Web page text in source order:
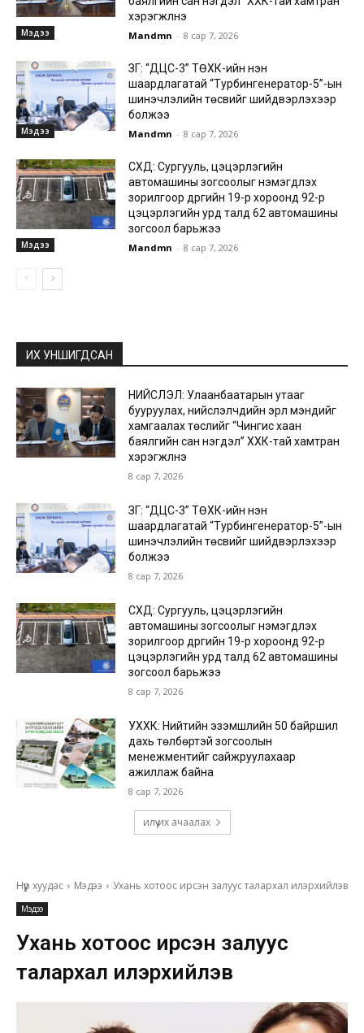
Мэдээ
хэрэгжүүлнэ
Mandmn - 8 сар 7, 2026
Мэдээ
ЗГ: “ДЦС-3” ТӨХК-ийн нэн
шаардлагатай “Турбингенератор-5”-ын
шинэчлэлийн төсвийг шийдвэрлэхээр
болжээ
Mandmn - 8 сар 7, 2026
Мэдээ
СХД: Сургууль, цэцэрлэгийн
автомашины зогсоолыг нэмэгдүүлэх
зорилгоор дүүргийн 19-р хороонд 92-р
цэцэрлэгийн урд талд 62 автомашины
зогсоол барьжээ
Mandmn - 8 сар 7, 2026
ИХ УНШИГДСАН
НИЙСЛЭЛ: Улаанбаатарын утааг
бууруулах, нийслэлчүүдийн эрүүл мэндийг
хамгаалах төслийг “Чингис хаан
баялгийн сан нэгдэл” ХХК-тай хамтран
хэрэгжүүлнэ
8 сар 7, 2026
ЗГ: “ДЦС-3” ТӨХК-ийн нэн
шаардлагатай “Турбингенератор-5”-ын
шинэчлэлийн төсвийг шийдвэрлэхээр
болжээ
8 сар 7, 2026
СХД: Сургууль, цэцэрлэгийн
автомашины зогсоолыг нэмэгдүүлэх
зорилгоор дүүргийн 19-р хороонд 92-р
цэцэрлэгийн урд талд 62 автомашины
зогсоол барьжээ
8 сар 7, 2026
УХХК: Нийтийн эзэмшлийн 50 байршил
дахь төлбөртэй зогсоолын
менежментийг сайжруулахаар
ажиллаж байна
8 сар 7, 2026
илүү их ачаалах